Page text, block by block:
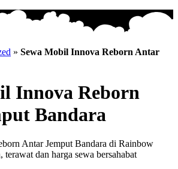
» Sewa Mobil Innova Reborn Antar
Innova Reborn
Bandara
Antar Jemput Bandara di Rainbow
dan harga sewa bersahabat